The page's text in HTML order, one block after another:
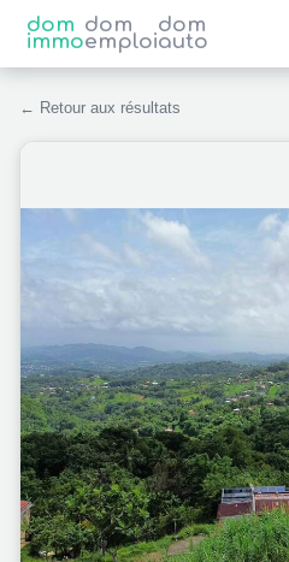
dom
immo
dom
emploi
dom
auto
← Retour aux résultats